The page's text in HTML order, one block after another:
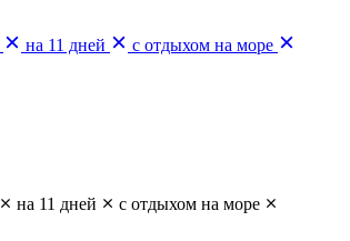
на 11 дней
с отдыхом на море
на 11 дней
с отдыхом на море